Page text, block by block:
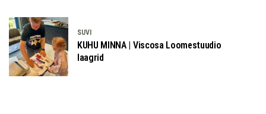
SUVI
KUHU MINNA | Viscosa Loomestuudio
laagrid